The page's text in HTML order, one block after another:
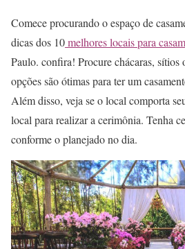
Comece procurando o espaço de
dicas dos 10melhores locais para
Paulo. confira! Procure chácaras, sítios
opções são ótimas para ter um
Além disso, veja se o local comporta
local para realizar a cerimônia. Tenha
conforme o planejado no dia.